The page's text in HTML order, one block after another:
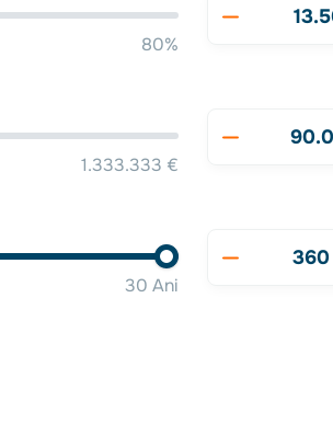
80%
1.333.333 €
30 Ani